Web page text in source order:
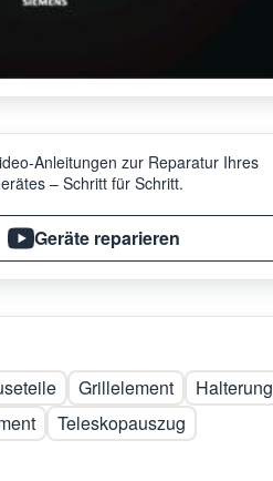
Anleitungen zur Reparatur Ihres
– Schritt für Schritt.
Geräte reparieren
Grillelement
Halterung
Teleskopauszug